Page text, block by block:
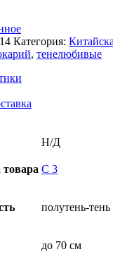
Категория:
, тенелюбивые
Н/Д
С 3
полутень-тень
до 70 см